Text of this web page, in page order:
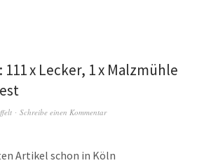
x Lecker, 1 x Malzmühle
Schreibe einen Kommentar
Artikel schon in Köln